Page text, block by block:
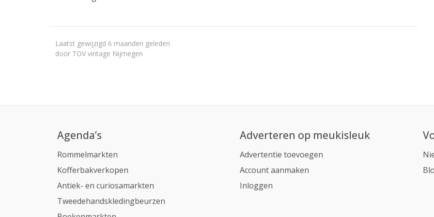
Laatst gewijzigd 6 maanden geleden
door TOV vintage Nijmegen
Agenda’s
Rommelmarkten
Kofferbakverkopen
Antiek- en curiosamarkten
Tweedehandskledingbeurzen
Adverteren op meukisleuk
Advertentie toevoegen
Account aanmaken
Inloggen